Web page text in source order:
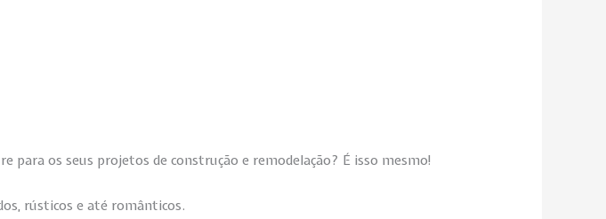
para os seus projetos de construção e remodelação? É isso mesmo!
rústicos e até românticos.